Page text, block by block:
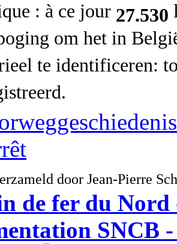
: à ce jour 27.530
om het in
te identificeren:
door Jean-Pierre
de fer du Nord
SNCB